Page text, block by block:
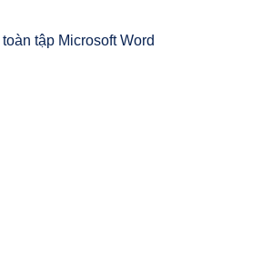
tập Microsoft Word